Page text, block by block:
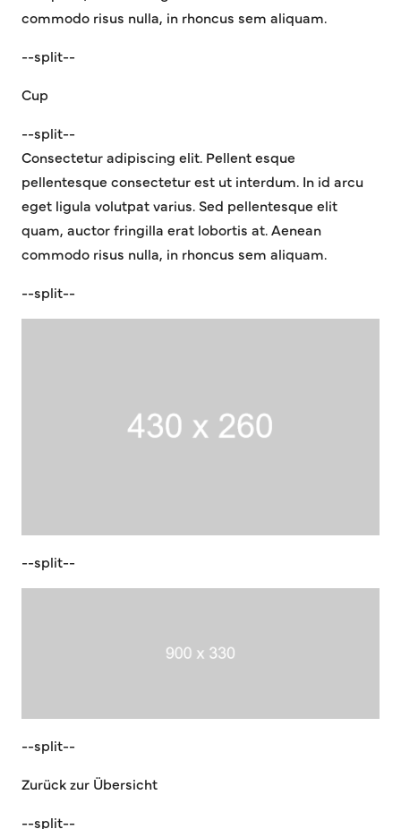
commodo risus nulla, in rhoncus sem aliquam.
--split--
Cup
--split--
Consectetur adipiscing elit. Pellent esque
pellentesque consectetur est ut interdum. In id arcu
eget ligula volutpat varius. Sed pellentesque elit
quam, auctor fringilla erat lobortis at. Aenean
commodo risus nulla, in rhoncus sem aliquam.
--split--
--split--
--split--
Zurück zur Übersicht
--split--